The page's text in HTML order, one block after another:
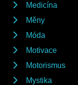
Medicína
Měny
Móda
Motivace
Motorismus
Mystika